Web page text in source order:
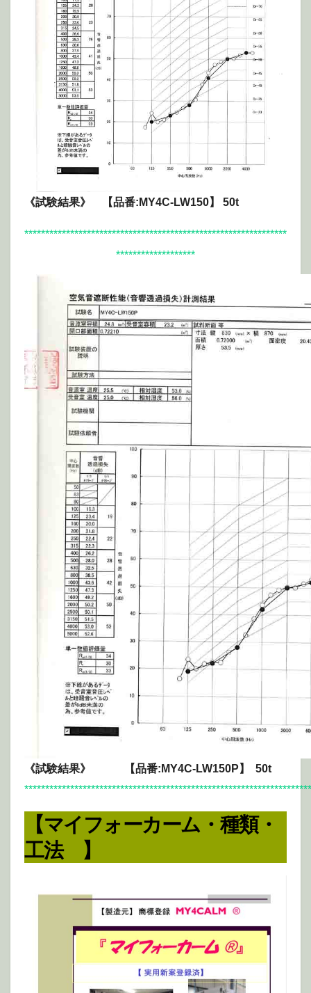
《試験結果》 【品番:MY4C-LW150】 50t
***************************************************************
*******************
《試験結果》 【品番:MY4C-LW150P】 50t
【マイフォーカーム・種類・
工法 】